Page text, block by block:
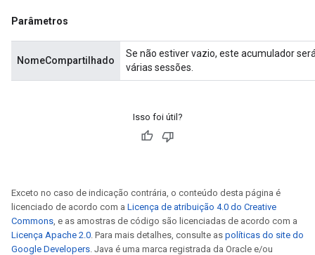
Parâmetros
NomeCompartilhado
Se não estiver vazio, este acumulador
várias sessões.
Isso foi útil?
Exceto no caso de indicação contrária, o conteúdo desta página é
licenciado de acordo com a Licença de atribuição 4.0 do Creative
Commons, e as amostras de código são licenciadas de acordo com a
Licença Apache 2.0. Para mais detalhes, consulte as políticas do site do
Google Developers. Java é uma marca registrada da Oracle e/ou